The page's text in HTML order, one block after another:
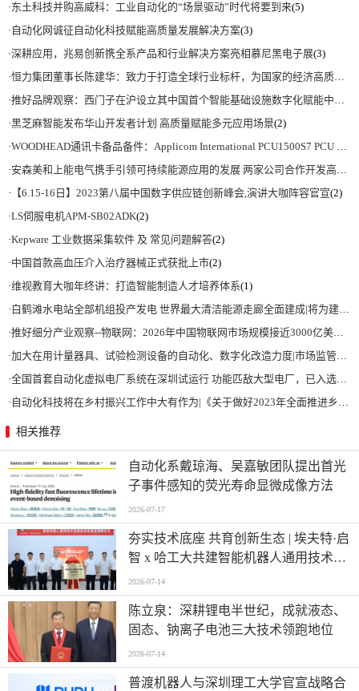
·东土科技并购高威科：工业自动化的“场景驱动”时代将要到来(5)
· 自动化网诚征自动化科技赋能高质量发展解决方案(3)
·深耕应用，兆易创新携全系产品和行业解决方案亮相慕尼黑电子展(3)
·恒力集团董事长陈建华：致力于打造全球行业标杆，为国家的经济高质量发展贡献更大力量|上海电气集团党委书记、董事长吴磊来访
·推好品牌观察：西门子在沪设立其中国首个智能基础设施数字化赋能中心
·黑芝麻智能发布华山开发者计划 高质量赋能多元应用场景(2)
·WOODHEAD通讯卡备品备件：Applicom International PCU1500S7 PCU 1500 S7 V4.5.0
·安森美和上能电气携手引领可持续能源应用的发展 两家公司合作开发高性能储能和太阳能组串式逆变器方案 以实现可持续的未来
· 【6.15-16日】2023第八届中国数字供应链创新峰会,演讲大咖阵容官宣(2)
·LS伺服电机APM-SB02ADK(2)
·Kepware 工业数据采集软件 及 常见问题解答(2)
·中国首款高血压介入治疗器械正式获批上市(2)
·维视教育大咖年终讲：打造智能制造人才培养体系(1)
·白鹤滩水电站全部机组投产发电 世界最大清洁能源走廊全面建成|将为建设新型能源体系、保障国家能源安全、实现“双碳”目标提供有力支撑
·推好细分产业观察--物联网：2026年中国物联网市场规模接近3000亿美元 智慧工厂、智慧城市、智慧电网等将占60%以上
·加大在用计量器具、试验检测设备的自动化、数字化改造力度|市场监管总局 工业和信息化部 关于促进企业计量能力提升的指导意见
·全国首套自动化虚拟电厂系统在深圳试运行 功能匹敌大型电厂，已入选国际典型案例
· 自动化科技将在乡村振兴工作中大有作为|《关于做好2023年全面推进乡村振兴重点工作的意见》发布
相关推荐
自动化系戴琼海、吴嘉敏团队提出首光
子事件感知的荧光寿命显微成像方法
2026-07-17
夯实技术底座 共育创新生态 | 埃夫特·启
智 x 哈工大共建智能机器人通用技术底
座实训实验室
2026-07-14
陈立泉：深耕锂电半世纪，成就液态、
固态、钠离子电池三大技术领跑地位
2026-07-14
普渡机器人与深圳理工大学官宣战略合